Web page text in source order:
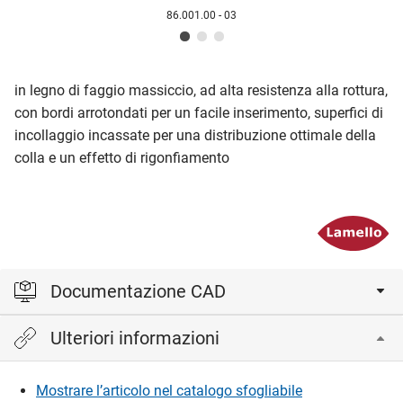
86.001.00 - 03
in legno di faggio massiccio, ad alta resistenza alla rottura,
con bordi arrotondati per un facile inserimento, superfici di
incollaggio incassate per una distribuzione ottimale della
colla e un effetto di rigonfiamento
Documentazione CAD
Accedi per visualizzare e scaricare i file CAD.
Ulteriori informazioni
Mostrare l’articolo nel catalogo sfogliabile